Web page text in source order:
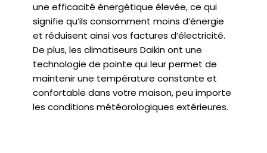
une efficacité énergétique élevée, ce qui
signifie qu’ils consomment moins d’énergie
et réduisent ainsi vos factures d’électricité.
De plus, les climatiseurs Daikin ont une
technologie de pointe qui leur permet de
maintenir une température constante et
confortable dans votre maison, peu importe
les conditions météorologiques extérieures.